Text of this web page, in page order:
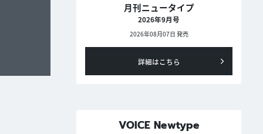
月刊ニュータイプ
2026年9月号
2026年08月07日 発売
詳細はこちら
VOICE Newtype